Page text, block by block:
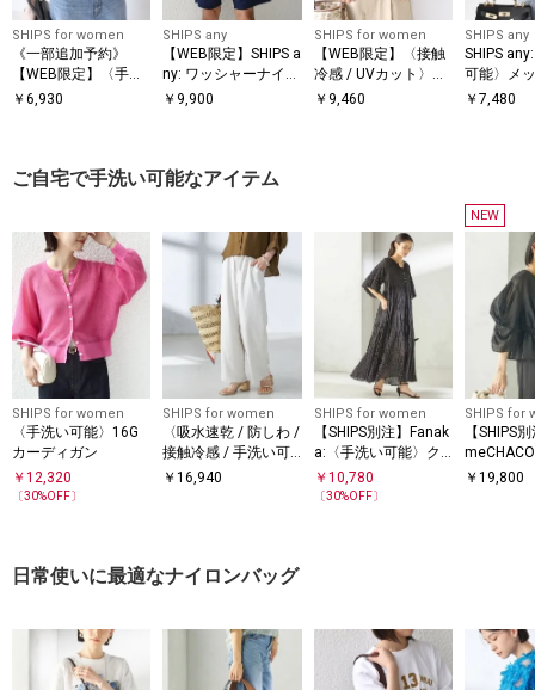
SHIPS for women
《一部追加予約》
【WEB限定】〈手洗
い可能〉アイレット
￥ 6,930
SHIPS any
【WEB限定】SHIPS a
ny: ワッシャーナイロ
ン スピンドル Tシャ
￥ 9,900
SHIPS for women
【WEB限定】〈接触
冷感 / UVカット〉シ
アー オーガンジー コ
￥ 9,460
SHIPS any
SHIPS
可能〉メ
ー ハンカ
￥7,480
ご自宅で手洗い可能なアイテム
SHIPS for women
〈手洗い可能〉16G
カーディガン
￥ 12,320
〔30%OFF〕
SHIPS for women
〈吸水速乾 / 防しわ /
接触冷感 / 手洗い可
能〉ツイル ドロスト
￥16,940
SHIPS for women
【SHIPS別注】Fanak
a:〈手洗い可能〉ク
リンクル 袖 フレア
ワンピース
￥ 10,780
〔30%OFF〕
NEW
SHIPS for
【SHIPS
可能〉シ
￥19,800
日常使いに最適なナイロンバッグ